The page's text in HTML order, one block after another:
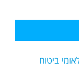
ביטוח